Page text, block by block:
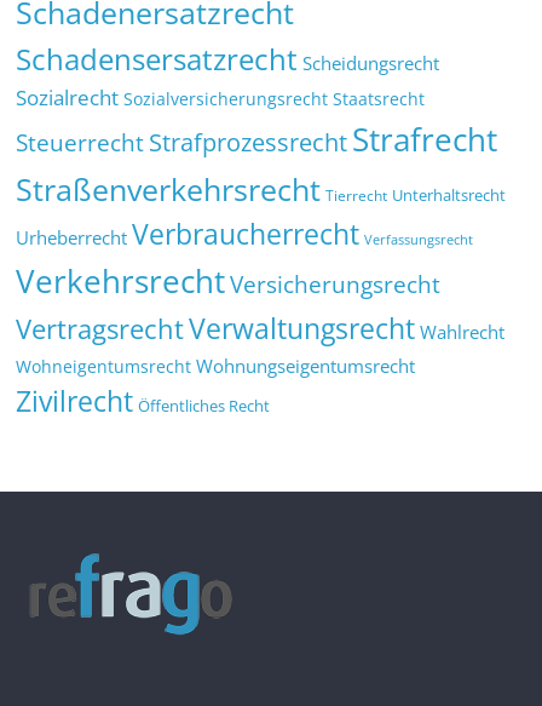
Schadenersatzrecht
Schadensersatzrecht Scheidungsrecht
Sozialrecht Sozialversicherungsrecht Staatsrecht
SteuerrechtStrafprozessrechtStrafrecht
Straßenverkehrsrecht Tierrecht Unterhaltsrecht
Urheberrecht Verbraucherrecht Verfassungsrecht
VerkehrsrechtVersicherungsrecht
VertragsrechtVerwaltungsrecht Wahlrecht
Wohneigentumsrecht Wohnungseigentumsrecht
Zivilrecht Öffentliches Recht